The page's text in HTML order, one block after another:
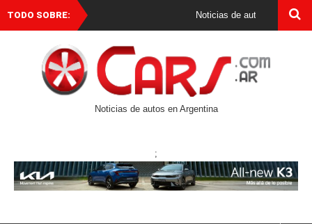
TODO SOBRE: Noticias de autos 0 km en Argentina y el mundo.
Noticias de autos en Argentina
;